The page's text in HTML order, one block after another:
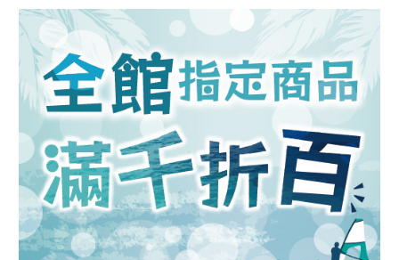
務必使用以下正確連結。
https://www.facebook.com/yourchance...